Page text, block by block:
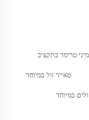
טרימר בתקציב
טאייר זול במיוחד
במיוחד